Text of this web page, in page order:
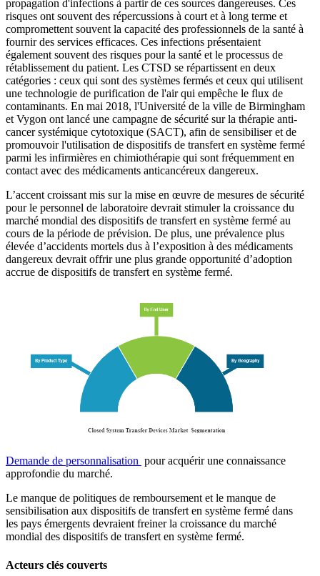
propagation d'infections à partir de ces sources dangereuses. Ces
risques ont souvent des répercussions à court et à long terme et
compromettent souvent la capacité des professionnels de la santé à
fournir des services efficaces. Ces infections présentaient
également souvent des risques pour la santé et le processus de
rétablissement du patient. Les CTSD se répartissent en deux
catégories : ceux qui sont des systèmes fermés et ceux qui utilisent
une technologie de purification de l'air qui empêche le flux de
contaminants. En mai 2018, l'Université de la ville de Birmingham
et Vygon ont lancé une campagne de sécurité sur la thérapie anti-
cancer systémique cytotoxique (SACT), afin de sensibiliser et de
promouvoir l'utilisation de dispositifs de transfert en système fermé
parmi les infirmières en chimiothérapie qui sont fréquemment en
contact avec des médicaments anticancéreux dangereux.
L’accent croissant mis sur la mise en œuvre de mesures de sécurité
pour le personnel de laboratoire devrait stimuler la croissance du
marché mondial des dispositifs de transfert en système fermé au
cours de la période de prévision. De plus, une prévalence plus
élevée d’accidents mortels dus à l’exposition à des médicaments
dangereux devrait offrir une plus grande opportunité d’adoption
accrue de dispositifs de transfert en système fermé.
Demande de personnalisation pour acquérir une connaissance
approfondie du marché.
Le manque de politiques de remboursement et le manque de
sensibilisation aux dispositifs de transfert en système fermé dans
les pays émergents devraient freiner la croissance du marché
mondial des dispositifs de transfert en système fermé.
Acteurs clés couverts